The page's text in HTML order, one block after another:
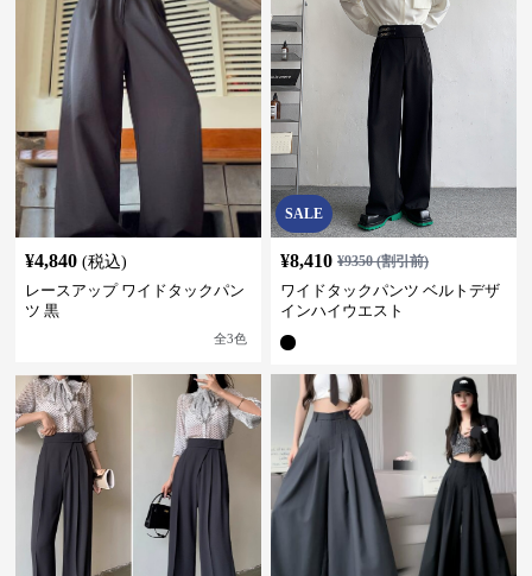
¥4,840 (税込)
レースアップ ワイドタックパン
ツ 黒
全3色
SALE
¥8,410 ¥9350(割引前)
ワイドタックパンツ ベルトデザ
インハイウエスト